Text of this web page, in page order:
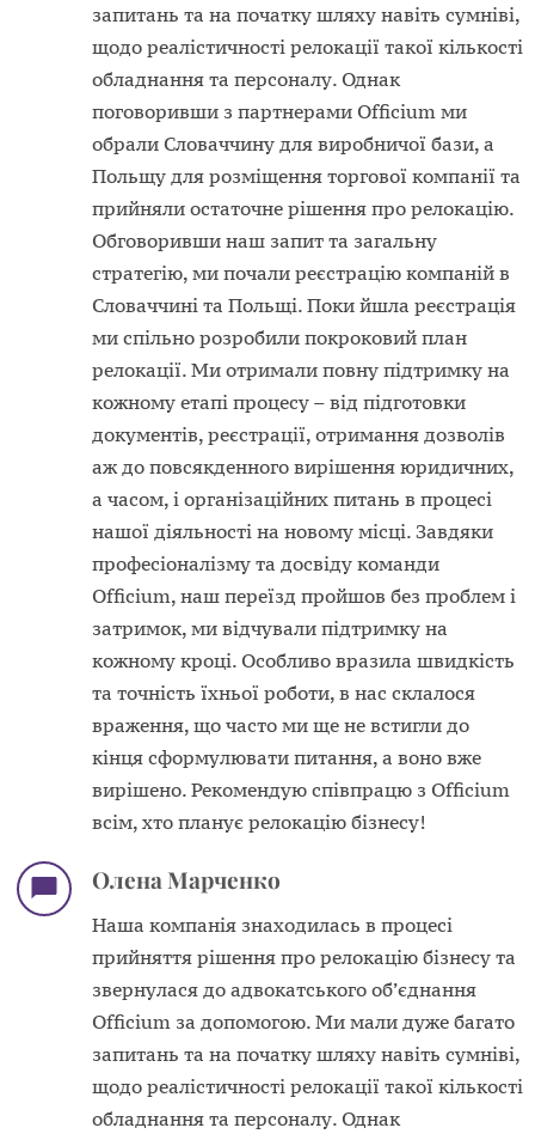
запитань та на початку шляху навіть сумніві,
щодо реалістичності релокації такої кількості
обладнання та персоналу. Однак
поговоривши з партнерами Officium ми
обрали Словаччину для виробничої бази, а
Польщу для розміщення торгової компанії та
прийняли остаточне рішення про релокацію.
Обговоривши наш запит та загальну
стратегію, ми почали реєстрацію компаній в
Словаччині та Польщі. Поки йшла реєстрація
ми спільно розробили покроковий план
релокації. Ми отримали повну підтримку на
кожному етапі процесу – від підготовки
документів, реєстрації, отримання дозволів
аж до повсякденного вирішення юридичних,
а часом, і організаційних питань в процесі
нашої діяльності на новому місці. Завдяки
професіоналізму та досвіду команди
Officium, наш переїзд пройшов без проблем і
затримок, ми відчували підтримку на
кожному кроці. Особливо вразила швидкість
та точність їхньої роботи, в нас склалося
враження, що часто ми ще не встигли до
кінця сформулювати питання, а воно вже
вирішено. Рекомендую співпрацю з Officium
всім, хто планує релокацію бізнесу!
Олена Марченко
Наша компанія знаходилась в процесі
прийняття рішення про релокацію бізнесу та
звернулася до адвокатського обʼєднання
Officium за допомогою. Ми мали дуже багато
запитань та на початку шляху навіть сумніві,
щодо реалістичності релокації такої кількості
обладнання та персоналу. Однак